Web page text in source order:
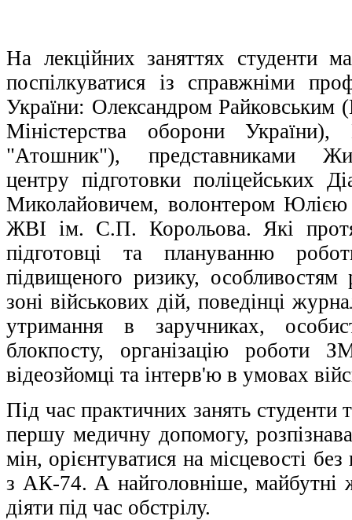
На лекційних заняттях студенти
поспілкуватися із справжніми
України: Олександром Райковським
Міністерства оборони
"Атошник"), представниками
центру підготовки поліцейських
Миколайовичем, волонтером
ЖВІ ім. С.П. Корольова. Які
підготовці та плануванню
підвищеного ризику,
зоні військових дій, поведінці
утримання в заручниках,
блокпосту, організацію
відеозйомці та інтерв'ю в умовах
Під час практичних занять студенти
першу медичну допомогу,
мін, орієнтуватися на місцевості
з АК-74. А найголовніше, майбутні
діяти під час обстрілу.